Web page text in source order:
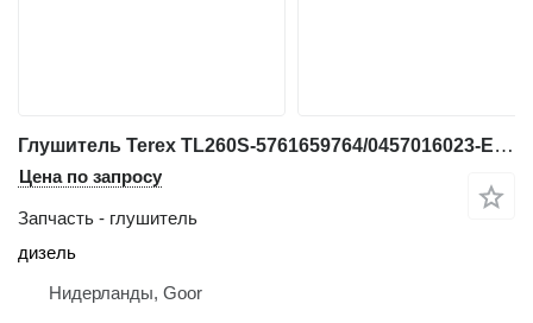
Глушитель Terex TL260S-5761659764/0457016023-Exhaust/Auspuff для фронтального погрузчика
Цена по запросу
Запчасть - глушитель
дизель
Нидерланды, Goor